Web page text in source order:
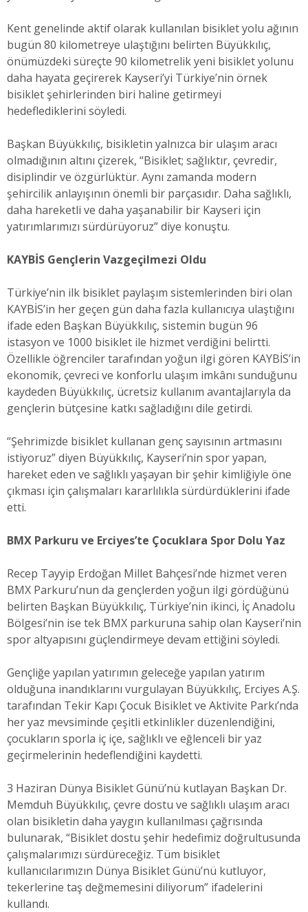
Kent genelinde aktif olarak kullanılan bisiklet yolu ağının
bugün 80 kilometreye ulaştığını belirten Büyükkılıç,
önümüzdeki süreçte 90 kilometrelik yeni bisiklet yolunu
daha hayata geçirerek Kayseri’yi Türkiye’nin örnek
bisiklet şehirlerinden biri haline getirmeyi
hedeflediklerini söyledi.
Başkan Büyükkılıç, bisikletin yalnızca bir ulaşım aracı
olmadığının altını çizerek, “Bisiklet; sağlıktır, çevredir,
disiplindir ve özgürlüktür. Aynı zamanda modern
şehircilik anlayışının önemli bir parçasıdır. Daha sağlıklı,
daha hareketli ve daha yaşanabilir bir Kayseri için
yatırımlarımızı sürdürüyoruz” diye konuştu.
KAYBİS Gençlerin Vazgeçilmezi Oldu
Türkiye’nin ilk bisiklet paylaşım sistemlerinden biri olan
KAYBİS’in her geçen gün daha fazla kullanıcıya ulaştığını
ifade eden Başkan Büyükkılıç, sistemin bugün 96
istasyon ve 1000 bisiklet ile hizmet verdiğini belirtti.
Özellikle öğrenciler tarafından yoğun ilgi gören KAYBİS’in
ekonomik, çevreci ve konforlu ulaşım imkânı sunduğunu
kaydeden Büyükkılıç, ücretsiz kullanım avantajlarıyla da
gençlerin bütçesine katkı sağladığını dile getirdi.
“Şehrimizde bisiklet kullanan genç sayısının artmasını
istiyoruz” diyen Büyükkılıç, Kayseri’nin spor yapan,
hareket eden ve sağlıklı yaşayan bir şehir kimliğiyle öne
çıkması için çalışmaları kararlılıkla sürdürdüklerini ifade
etti.
BMX Parkuru ve Erciyes’te Çocuklara Spor Dolu Yaz
Recep Tayyip Erdoğan Millet Bahçesi’nde hizmet veren
BMX Parkuru’nun da gençlerden yoğun ilgi gördüğünü
belirten Başkan Büyükkılıç, Türkiye’nin ikinci, İç Anadolu
Bölgesi’nin ise tek BMX parkuruna sahip olan Kayseri’nin
spor altyapısını güçlendirmeye devam ettiğini söyledi.
Gençliğe yapılan yatırımın geleceğe yapılan yatırım
olduğuna inandıklarını vurgulayan Büyükkılıç, Erciyes A.Ş.
tarafından Tekir Kapı Çocuk Bisiklet ve Aktivite Parkı’nda
her yaz mevsiminde çeşitli etkinlikler düzenlendiğini,
çocukların sporla iç içe, sağlıklı ve eğlenceli bir yaz
geçirmelerinin hedeflendiğini kaydetti.
3 Haziran Dünya Bisiklet Günü’nü kutlayan Başkan Dr.
Memduh Büyükkılıç, çevre dostu ve sağlıklı ulaşım aracı
olan bisikletin daha yaygın kullanılması çağrısında
bulunarak, “Bisiklet dostu şehir hedefimiz doğrultusunda
çalışmalarımızı sürdüreceğiz. Tüm bisiklet
kullanıcılarımızın Dünya Bisiklet Günü’nü kutluyor,
tekerlerine taş değmemesini diliyorum” ifadelerini
kullandı.